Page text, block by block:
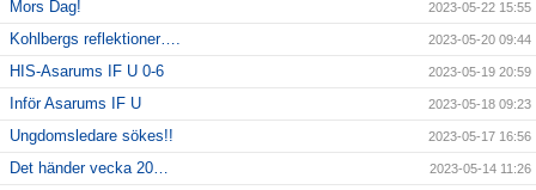
Mors Dag! 2023-05-22 15:55
Kohlbergs reflektioner…. 2023-05-20 09:44
HIS-Asarums IF U 0-6 2023-05-19 20:59
Inför Asarums IF U 2023-05-18 09:23
Ungdomsledare sökes!! 2023-05-17 16:56
Det händer vecka 20… 2023-05-14 11:26